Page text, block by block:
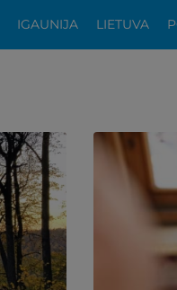
IGAUNIJA LIETUVA